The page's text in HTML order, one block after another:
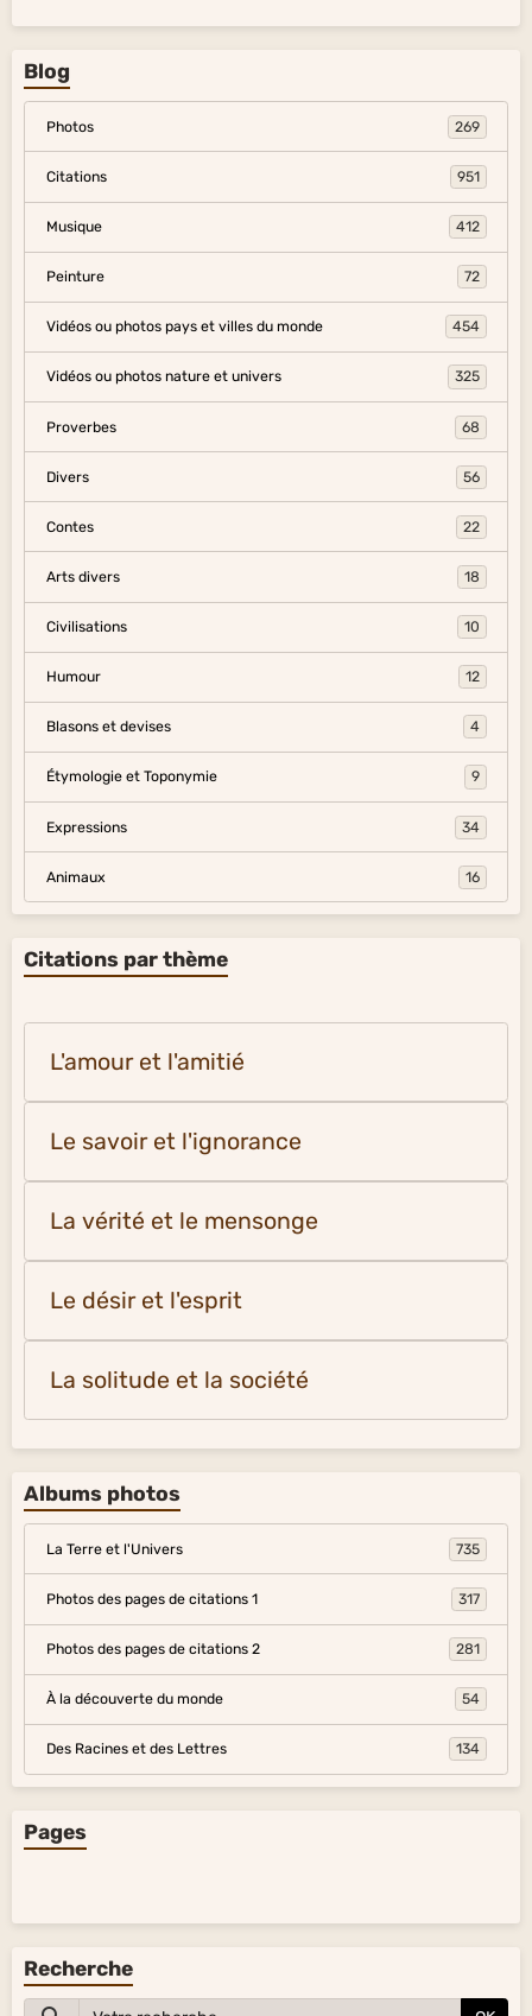
Blog
Photos 269
Citations 951
Musique 412
Peinture 72
Vidéos ou photos pays et villes du monde 454
Vidéos ou photos nature et univers 325
Proverbes 68
Divers 56
Contes 22
Arts divers 18
Civilisations 10
Humour 12
Blasons et devises 4
Étymologie et Toponymie 9
Expressions 34
Animaux 16
Citations par thème
L'amour et l'amitié
Le savoir et l'ignorance
La vérité et le mensonge
Le désir et l'esprit
La solitude et la société
Albums photos
La Terre et l'Univers 735
Photos des pages de citations 1 317
Photos des pages de citations 2 281
À la découverte du monde 54
Des Racines et des Lettres 134
Pages
Recherche